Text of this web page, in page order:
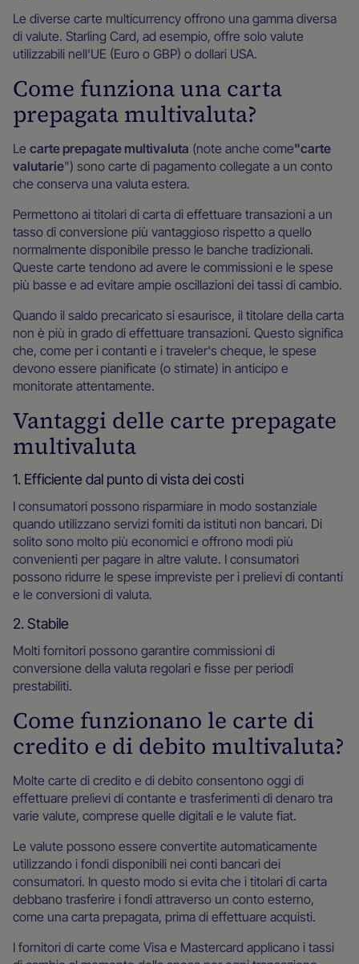
Le diverse carte multicurrency offrono una gamma diversa
di valute. Starling Card, ad esempio, offre solo valute
utilizzabili nell'UE (Euro o GBP) o dollari USA.
Come funziona una carta
prepagata multivaluta?
Le carte prepagate multivaluta (note anche come"carte
valutarie") sono carte di pagamento collegate a un conto
che conserva una valuta estera.
Permettono ai titolari di carta di effettuare transazioni a un
tasso di conversione più vantaggioso rispetto a quello
normalmente disponibile presso le banche tradizionali.
Queste carte tendono ad avere le commissioni e le spese
più basse e ad evitare ampie oscillazioni dei tassi di cambio.
Quando il saldo precaricato si esaurisce, il titolare della carta
non è più in grado di effettuare transazioni. Questo significa
che, come per i contanti e i traveler's cheque, le spese
devono essere pianificate (o stimate) in anticipo e
monitorate attentamente.
Vantaggi delle carte prepagate
multivaluta
1. Efficiente dal punto di vista dei costi
I consumatori possono risparmiare in modo sostanziale
quando utilizzano servizi forniti da istituti non bancari. Di
solito sono molto più economici e offrono modi più
convenienti per pagare in altre valute. I consumatori
possono ridurre le spese impreviste per i prelievi di contanti
e le conversioni di valuta.
2. Stabile
Molti fornitori possono garantire commissioni di
conversione della valuta regolari e fisse per periodi
prestabiliti.
Come funzionano le carte di
credito e di debito multivaluta?
Molte carte di credito e di debito consentono oggi di
effettuare prelievi di contante e trasferimenti di denaro tra
varie valute, comprese quelle digitali e le valute fiat.
Le valute possono essere convertite automaticamente
utilizzando i fondi disponibili nei conti bancari dei
consumatori. In questo modo si evita che i titolari di carta
debbano trasferire i fondi attraverso un conto esterno,
come una carta prepagata, prima di effettuare acquisti.
I fornitori di carte come Visa e Mastercard applicano i tassi